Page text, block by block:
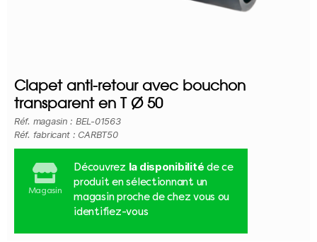
Clapet anti-retour avec bouchon
transparent en T Ø 50
Réf. magasin : BEL-01563
Réf. fabricant : CARBT50
Magasin
Découvrez la disponibilité de ce
produit en sélectionnant un
magasin proche de chez vous ou
identifiez-vous